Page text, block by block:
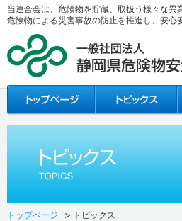
当連合会は、危険物を貯蔵、取扱う様々な
危険物による災害事故の防止を推進し、安
トップページ トピックス